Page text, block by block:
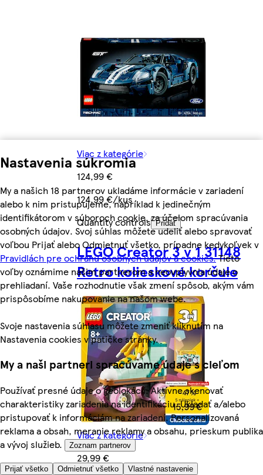
Nastavenia súkromia
My a našich 18 partnerov ukladáme informácie v zariadení
alebo k nim pristupujeme, napríklad k jedinečným
identifikátorom v súboroch cookie, za účelom spracúvania
osobných údajov. Svoj súhlas môžete udeliť alebo spravovať
voľbou Prijať alebo Odmietnuť všetko, prípadne kedykoľvek v
Pravidlách pre ochranu osobných údajov a cookies.Tieto
voľby oznámime našim partnerom a neovplyvnia údaje o
prehliadaní. Vaše rozhodnutie však zmení spôsob, akým vám
prispôsobíme nakupovanie na našom webe.
Svoje nastavenia súhlasu môžete zmeniť kliknutím na
Nastavenia cookies v pätičke stránky.
My a naši partneri spracúvame údaje s cieľom
Používať presné údaje o geolokácii. Aktívne skenovať
charakteristiky zariadenia na identifikáciu. Ukladať a/alebo
pristupovať k informáciám na zariadení. Personalizovaná
reklama a obsah, meranie reklamy a obsahu, prieskum publika
a vývoj služieb.
Zoznam partnerov
Prijať všetko Odmietnuť všetko Vlastné nastavenie
Viac z kategórie
124,99 €
124,99 €/kus
Quantity controls Pridať
LEGO Creator 3 v 1 31148
Retro kolieskové korčule
Viac z kategórie
29,99 €